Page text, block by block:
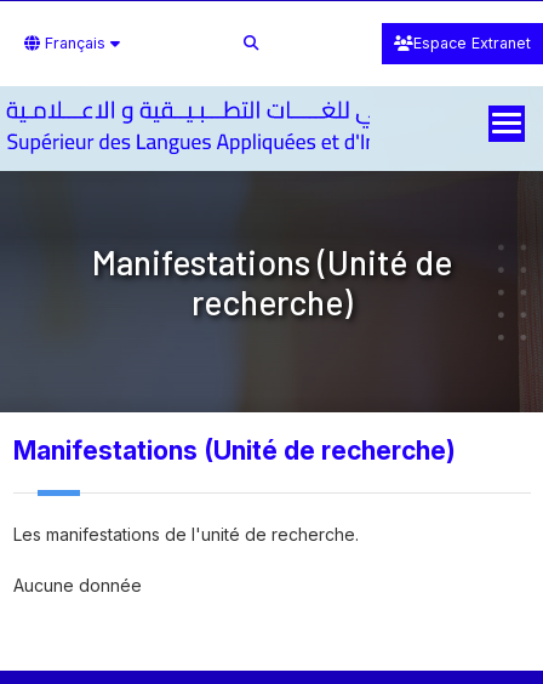
Français Espace Extranet
Manifestations (Unité de
recherche)
Manifestations (Unité de recherche)
Les manifestations de l'unité de recherche.
Aucune donnée